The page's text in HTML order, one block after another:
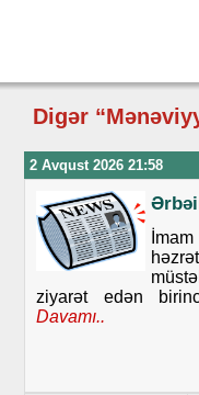
Digər
2 Avqust 2026 21:58
ziyarət edən
Davamı..